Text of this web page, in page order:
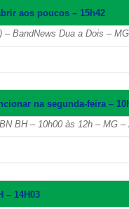
aos poucos – 15h42
BandNews Dua a Dois –
na segunda-feira –
BH – 10h00 às 12h – MG –
– 14H03